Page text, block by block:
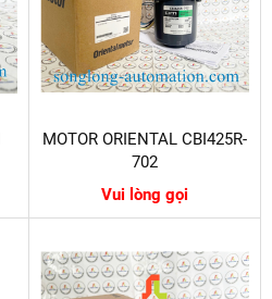
MOTOR ORIENTAL CBI425R-
702
Vui lòng gọi